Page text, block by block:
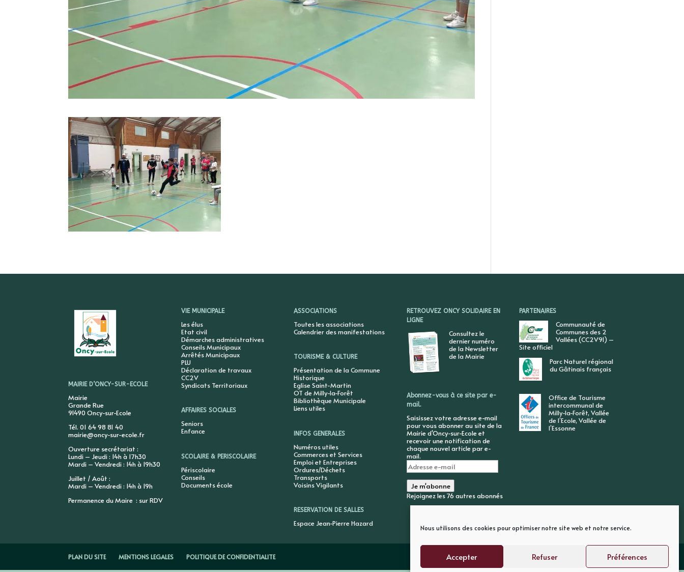
Nous utilisons des cookies pour optimiser notre site web et notre service.
Accepter Refuser Préférences
MAIRIE D’ONCY-SUR-ECOLE
Mairie
Grande Rue
91490 Oncy-sur-Ecole
Tél. 01 64 98 81 40
mairie@oncy-sur-ecole.fr
Ouverture secrétariat :
Lundi – Jeudi : 14h à 17h30
Mardi – Vendredi : 14h à 19h30
Juillet / Août :
Mardi – Vendredi : 14h à 19h
Permanence du Maire : sur RDV
VIE MUNICIPALE
Les élus
Etat civil
Démarches administratives
Conseils Municipaux
Arrêtés Municipaux
PLU
Déclaration de travaux
CC2V
Syndicats Territoriaux
AFFAIRES SOCIALES
Seniors
Enfance
SCOLAIRE & PERISCOLAIRE
Périscolaire
Conseils
Documents école
ASSOCIATIONS
Toutes les associations
Calendrier des manifestations
TOURISME & CULTURE
Présentation de la Commune
Historique
Eglise Saint-Martin
OT de Milly-la-Forêt
Bibliothèque Municipale
Liens utiles
INFOS GENERALES
Numéros utiles
Commerces et Services
Emploi et Entreprises
Ordures/Déchets
Transports
Voisins Vigilants
RESERVATION DE SALLES
Espace Jean-Pierre Hazard
RETROUVEZ ONCY SOLIDAIRE EN
LIGNE
Consultez le
dernier numéro
de la Newsletter
de la Mairie
Abonnez-vous à ce site par e-
mail.
Saisissez votre adresse e-mail
pour vous abonner au site de la
Mairie d'Oncy-sur-Ecole et
recevoir une notification de
chaque nouvel article par e-
mail.
Adresse
e-
mail
Je m'abonne
Rejoignez les 76 autres abonnés
PARTENAIRES
Communauté de
Communes des 2
Vallées (CC2V91) –
Site officiel
Parc Naturel régional
du Gâtinais français
Office de Tourisme
intercommunal de
Milly-la-Forêt, Vallée
de l’Ecole, Vallée de
l’Essonne
PLAN DU SITE MENTIONS LEGALES POLITIQUE DE CONFIDENTIALITE